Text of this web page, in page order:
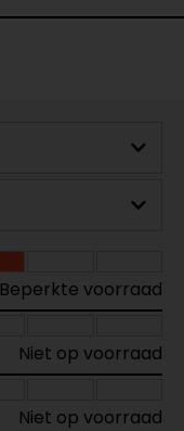
Beperkte voorraad
Niet op voorraad
Niet op voorraad